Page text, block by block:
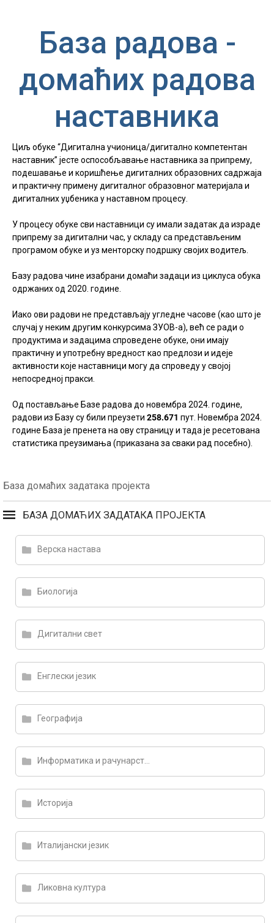
База радова -
домаћих радова
наставника
Циљ обуке “Дигитална учионица/дигитално компетентан
наставник” јесте оспособљавање наставника за припрему,
подешавање и коришћење дигиталних образовних садржаја
и практичну примену дигиталног образовног материјала и
дигиталних уџбеника у наставном процесу.
У процесу обуке сви наставници су имали задатак да израде
припрему за дигитални час, у складу са представљеним
програмом обуке и уз менторску подршку својих водитељ.
Базу радова чине изабрани домаћи задаци из циклуса обука
одржаних од 2020. године.
Иако ови радови не представљају угледне часове (као што је
случај у неким другим конкурсима ЗУОВ-а), већ се ради о
продуктима и задацима спроведене обуке, они имају
практичну и употребну вредност као предлози и идеје
активности које наставници могу да спроведу у својој
непосредној пракси.
Од постављање Базе радова до новембра 2024. године,
радови из Базу су били преузети 258.671 пут. Новембра 2024.
године База је пренета на ову страницу и тада је ресетована
статистика преузимања (приказана за сваки рад посебно).
База домаћих задатака пројекта
БАЗА ДОМАЋИХ ЗАДАТАКА ПРОЈЕКТА
Верска настава
Биологија
Дигитални свет
Енглески језик
Географија
Информатика и рачунарство
Историја
Италијански језик
Ликовна култура